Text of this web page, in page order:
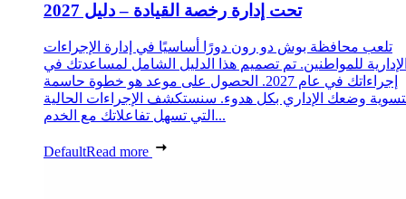
تحت إدارة رخصة القيادة – دليل 2027
تلعب محافظة بوش دو رون دورًا أساسيًا في إدارة الإجراءات
للمواطنين. تم تصميم هذا الدليل الشامل لمساعدتك في
إجراءاتك في عام 2027. الحصول على موعد هو خطوة حاسمة
وضعك الإداري بكل هدوء. سنستكشف الإجراءات الحالية
التي تسهل تفاعلاتك مع الخدم...
DefaultRead more